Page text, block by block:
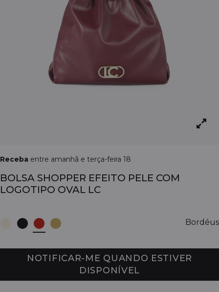
Receba entre amanhã e terça-feira 18
BOLSA SHOPPER EFEITO PELE COM
LOGOTIPO OVAL LC
Bordéus
NOTIFICAR-ME QUANDO ESTIVER
DISPONÍVEL